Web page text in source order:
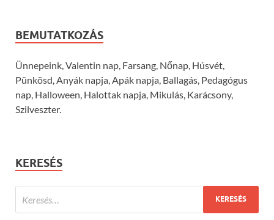
BEMUTATKOZÁS
Ünnepeink, Valentin nap, Farsang, Nőnap, Húsvét,
Pünkösd, Anyák napja, Apák napja, Ballagás, Pedagógus
nap, Halloween, Halottak napja, Mikulás, Karácsony,
Szilveszter.
KERESÉS